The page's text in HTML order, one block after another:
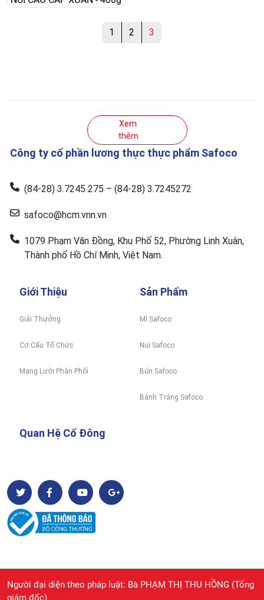
1 2 3
Xem
thêm
Công ty cổ phần lương thực thực phẩm Safoco
(84-28) 3.7245 275 – (84-28) 3.7245272
safoco@hcm.vnn.vn
1079 Phạm Văn Đồng, Khu Phố 52, Phường Linh Xuân,
Thành phố Hồ Chí Minh, Việt Nam.
Giới Thiệu
Giải Thưởng
Cơ Cấu Tổ Chức
Mạng Lưới Phân Phối
Sản Phẩm
Mì Safoco
Nui Safoco
Bún Safoco
Bánh Tráng Safoco
Quan Hệ Cổ Đông
Người đại diện theo pháp luật: Bà PHẠM THỊ THU HỒNG (Tổng
giám đốc)